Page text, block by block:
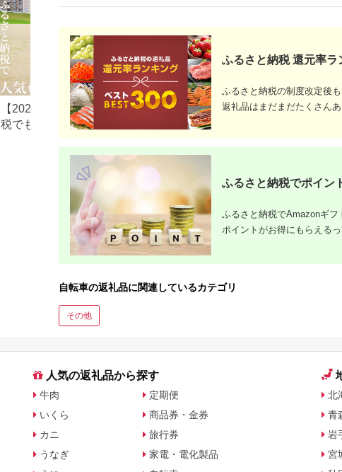
パーツ
【2026年最新】ふるさと納
税でもらえる電動自転車返
【2026年版】楽天ふるさと
納税 還元率ランキング｜高
還元率返礼品をジャンル別
に比較
ふるさと納税 還元率ラ
ふるさと納税の制度改定後
返礼品はまだまだたくさんあ
ふるさと納税でポイン
ふるさと納税でAmazonギフ
ポイントがお得にもらえる
自転車の返礼品に関連しているカテゴリ
その他
人気の返礼品から探す
牛肉
いくら
カニ
うなぎ
定期便
商品券・金券
旅行券
家電・電化製品
北
青
岩
宮